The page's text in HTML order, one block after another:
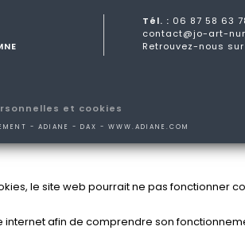
Tél. : 06 87 58 63
contact@jo-art-
Retrouvez-nous
et cookies
- ADIANE - DAX - WWW.ADIANE.COM
le site web pourrait ne pas fonctionner
afin de comprendre son